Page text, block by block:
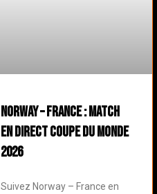
Norway – France : match
en direct Coupe du Monde
2026
Suivez Norway – France en